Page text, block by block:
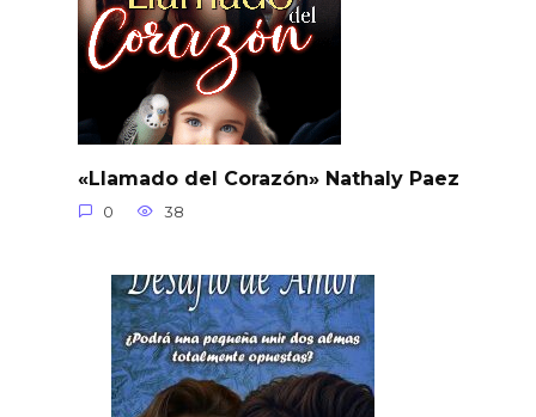
«Llamado del Corazón» Nathaly Paez
0 38